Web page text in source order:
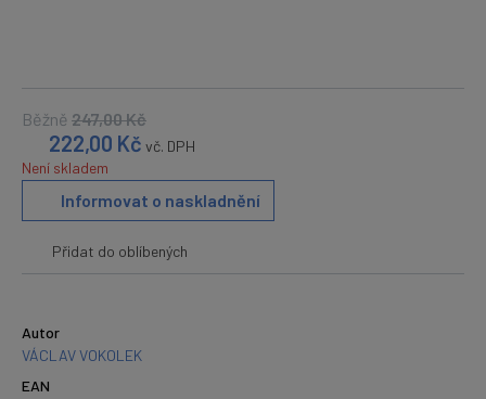
Běžně 247,00Kč
222,00 Kč vč. DPH
Není skladem
Informovat o naskladnění
Přidat do oblíbených
Autor
VÁCLAV VOKOLEK
EAN